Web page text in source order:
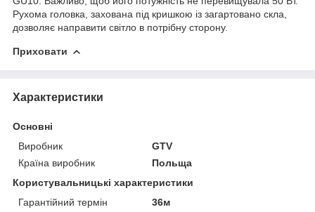
Рухома головка, захована під кришкою із загартовано скла,
дозволяє направити світло в потрібну сторону.
Приховати
Характеристики
Основні
Виробник
GTV
Країна виробник
Польща
Користувальницькі характеристики
Гарантійний термін
36м